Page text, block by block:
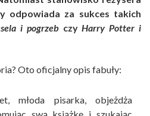
odpowiada za sukces takich
i pogrzebczyHarry Potter i
Oto oficjalny opis fabuły:
młoda pisarka, objeżdża